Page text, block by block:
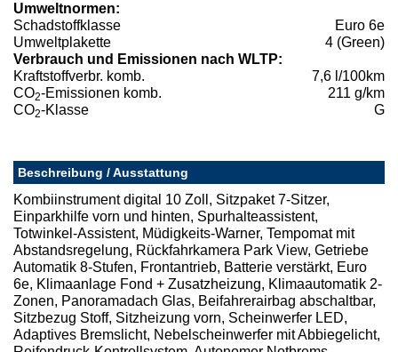
Umweltnormen:
Schadstoffklasse
Euro 6e
Umweltplakette
4 (Green)
Verbrauch und Emissionen nach WLTP:
Kraftstoffverbr. komb.
7,6 l/100km
CO2-Emissionen komb.
211 g/km
CO2-Klasse G
Beschreibung / Ausstattung
Kombiinstrument digital 10 Zoll, Sitzpaket 7-Sitzer,
Einparkhilfe vorn und hinten, Spurhalteassistent,
Totwinkel-Assistent, Müdigkeits-Warner, Tempomat mit
Abstandsregelung, Rückfahrkamera Park View, Getriebe
Automatik 8-Stufen, Frontantrieb, Batterie verstärkt, Euro
6e, Klimaanlage Fond + Zusatzheizung, Klimaautomatik 2-
Zonen, Panoramadach Glas, Beifahrerairbag abschaltbar,
Sitzbezug Stoff, Sitzheizung vorn, Scheinwerfer LED,
Adaptives Bremslicht, Nebelscheinwerfer mit Abbiegelicht,